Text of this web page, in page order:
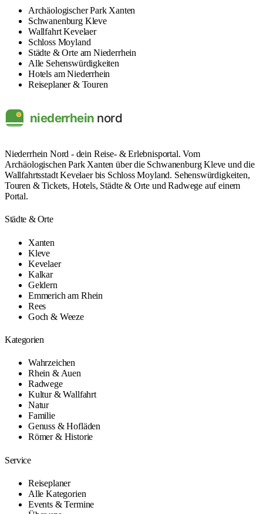
Archäologischer Park Xanten
Schwanenburg Kleve
Wallfahrt Kevelaer
Schloss Moyland
Städte & Orte am Niederrhein
Alle Sehenswürdigkeiten
Hotels am Niederrhein
Reiseplaner & Touren
Niederrhein Nord - dein Reise- & Erlebnisportal. Vom
Archäologischen Park Xanten über die Schwanenburg Kleve und die
Wallfahrtsstadt Kevelaer bis Schloss Moyland. Sehenswürdigkeiten,
Touren & Tickets, Hotels, Städte & Orte und Radwege auf einem
Portal.
Städte & Orte
Xanten
Kleve
Kevelaer
Kalkar
Geldern
Emmerich am Rhein
Rees
Goch & Weeze
Kategorien
Wahrzeichen
Rhein & Auen
Radwege
Kultur & Wallfahrt
Natur
Familie
Genuss & Hofläden
Römer & Historie
Service
Reiseplaner
Alle Kategorien
Events & Termine